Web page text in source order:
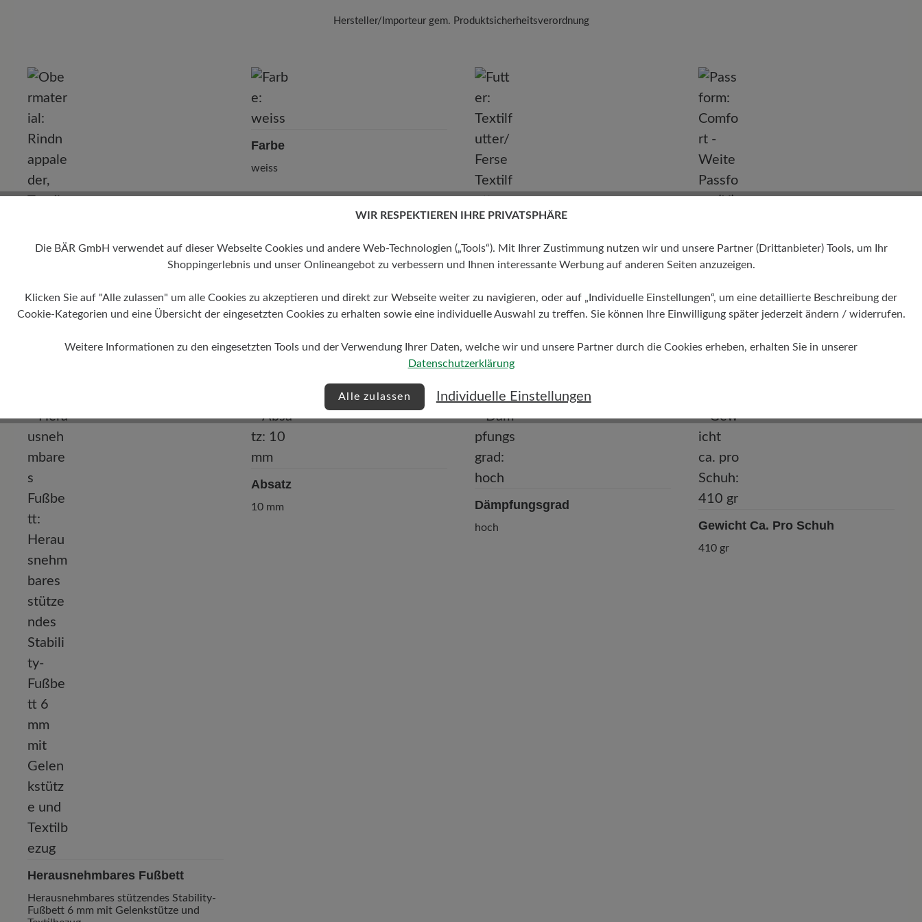
Hersteller/Importeur gem. Produktsicherheitsverordnung
Pleidelsheimer Str. 15/1, 74321 Bietigheim-Bissingen, Deutschland
kundenbetreuung@baer-schuhe.de
Telefon: 0800 51 65 65 56 (gebührenfrei)
Rindnappaleder, Textil
Farbe
weiss
Textilfutter/Ferse Textilfutter
Comfort - Weite Passform (H) - Für
Herausnehmbares Fußbett
Herausnehmbares stützendes Stability-
Fußbett 6 mm mit Gelenkstütze und
Absatz
10 mm Dämpfungsgrad
hoch Gewicht Ca. Pro Schuh
410 gr
WIR RESPEKTIEREN IHRE PRIVATSPHÄRE
Die BÄR GmbH verwendet auf dieser Webseite Cookies und andere Web-Technologien („Tools“). Mit Ihrer Zustimmung nutzen wir und unsere Partner (Drittanbieter) Tools, um Ihr
Shoppingerlebnis und unser Onlineangebot zu verbessern und Ihnen interessante Werbung auf anderen Seiten anzuzeigen.
Klicken Sie auf "Alle zulassen" um alle Cookies zu akzeptieren und direkt zur Webseite weiter zu navigieren, oder auf „Individuelle Einstellungen“, um eine detaillierte Beschreibung der
Cookie-Kategorien und eine Übersicht der eingesetzten Cookies zu erhalten sowie eine individuelle Auswahl zu treffen. Sie können Ihre Einwilligung später jederzeit ändern / widerrufen.
Weitere Informationen zu den eingesetzten Tools und der Verwendung Ihrer Daten, welche wir und unsere Partner durch die Cookies erheben, erhalten Sie in unserer
Datenschutzerklärung
Alle zulassen Individuelle Einstellungen